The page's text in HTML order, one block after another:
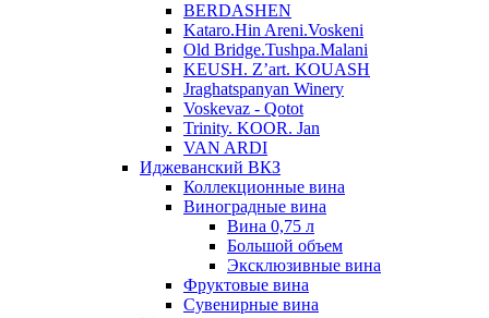
BERDASHEN
Kataro.Hin Areni.Voskeni
Old Bridge.Tushpa.Malani
KEUSH. Z’art. KOUASH
Jraghatspanyan Winery
Voskevaz - Qotot
Trinity. KOOR. Jan
VAN ARDI
Иджеванский ВКЗ
Коллекционные вина
Виноградные вина
Вина 0,75 л
Большой объем
Эксклюзивные вина
Фруктовые вина
Cувенирные вина